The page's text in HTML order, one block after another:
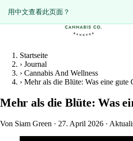
ดูหน้านี้เป็นภาษาไทย?
用中文查看此页面？
Startseite
› Journal
› Cannabis And Wellness
› Mehr als die Blüte: Was eine gute
Mehr als die Blüte: Was
Von Siam Green · 27. April 2026 ·